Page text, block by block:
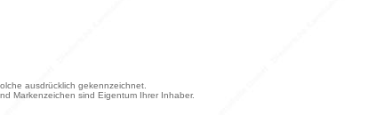
ausdrücklich gekennzeichnet.
Markenzeichen sind Eigentum Ihrer Inhaber.